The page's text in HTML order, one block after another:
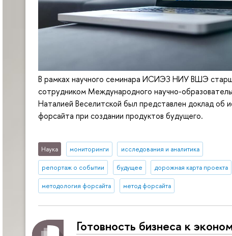
В рамках научного семинара ИСИЭЗ НИУ ВШЭ
сотрудником Международного научно-
Наталией Веселитской был представлен доклад об
форсайта при создании продуктов будущего.
Наука мониторинги исследования и аналитика
репортаж о событии будущее дорожная карта проекта
методология форсайта метод форсайта
Готовность бизнеса к